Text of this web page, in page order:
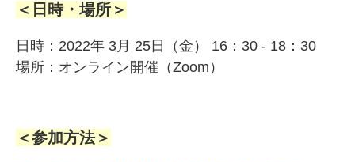
＜日時・場所＞
日時：2022年 3月 25日（金） 16：30 - 18：30
場所：オンライン開催（Zoom）
＜参加方法＞